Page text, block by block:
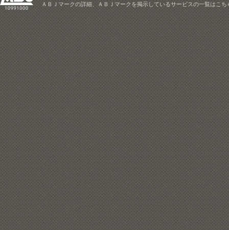
ＡＢＪマークの詳細、ＡＢＪマークを掲示しているサービスの一覧はこ